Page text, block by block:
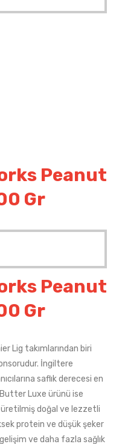
Peanut
Gr
Peanut
Gr
Lig takımlarından biri
İngiltere
saflık derecesi en
Luxe ürünü ise
doğal ve lezzetli
protein ve düşük şeker
ve daha fazla sağlık